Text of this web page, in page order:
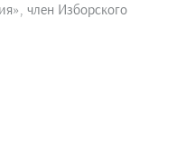
член Изборского